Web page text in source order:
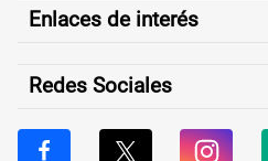
Enlaces de interés
Redes Sociales